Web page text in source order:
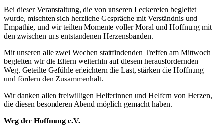
Bei dieser Veranstaltung, die von unseren Leckereien begleitet
wurde, mischten sich herzliche Gespräche mit Verständnis und
Empathie, und wir teilten Momente voller Moral und Hoffnung mit
den zwischen uns entstandenen Herzensbanden.
Mit unseren alle zwei Wochen stattfindenden Treffen am Mittwoch
begleiten wir die Eltern weiterhin auf diesem herausfordernden
Weg. Geteilte Gefühle erleichtern die Last, stärken die Hoffnung
und fördern den Zusammenhalt.
Wir danken allen freiwilligen Helferinnen und Helfern von Herzen,
die diesen besonderen Abend möglich gemacht haben.
Weg der Hoffnung e.V.